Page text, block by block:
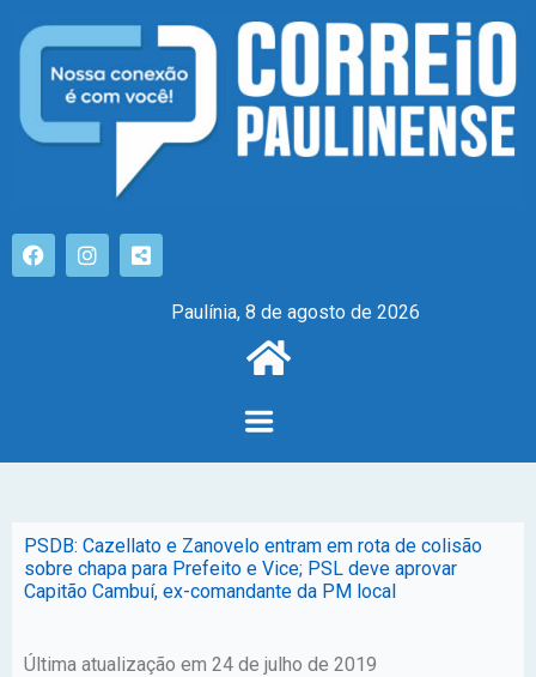
Paulínia, 8 de agosto de 2026
PSDB: Cazellato e Zanovelo entram em rota de colisão
sobre chapa para Prefeito e Vice; PSL deve aprovar
Capitão Cambuí, ex-comandante da PM local
Última atualização em 24 de julho de 2019